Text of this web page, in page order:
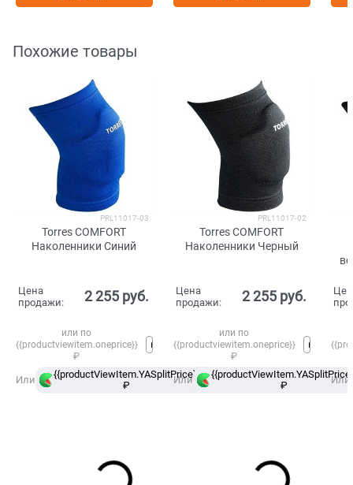
Похожие товары
PRL11017-03
Torres COMFORT
Наколенники Синий
Цена
продажи:
2 255 руб.
или по
{{productviewitem.oneprice}}
₽
Или
{{productViewItem.YASplitPrice}}
₽
в
Сплит
PRL11017-02
Torres COMFORT
Наколенники Черный
Цена
продажи:
2 255 руб.
или по
{{productviewitem.oneprice}}
₽
Или
₽
Или